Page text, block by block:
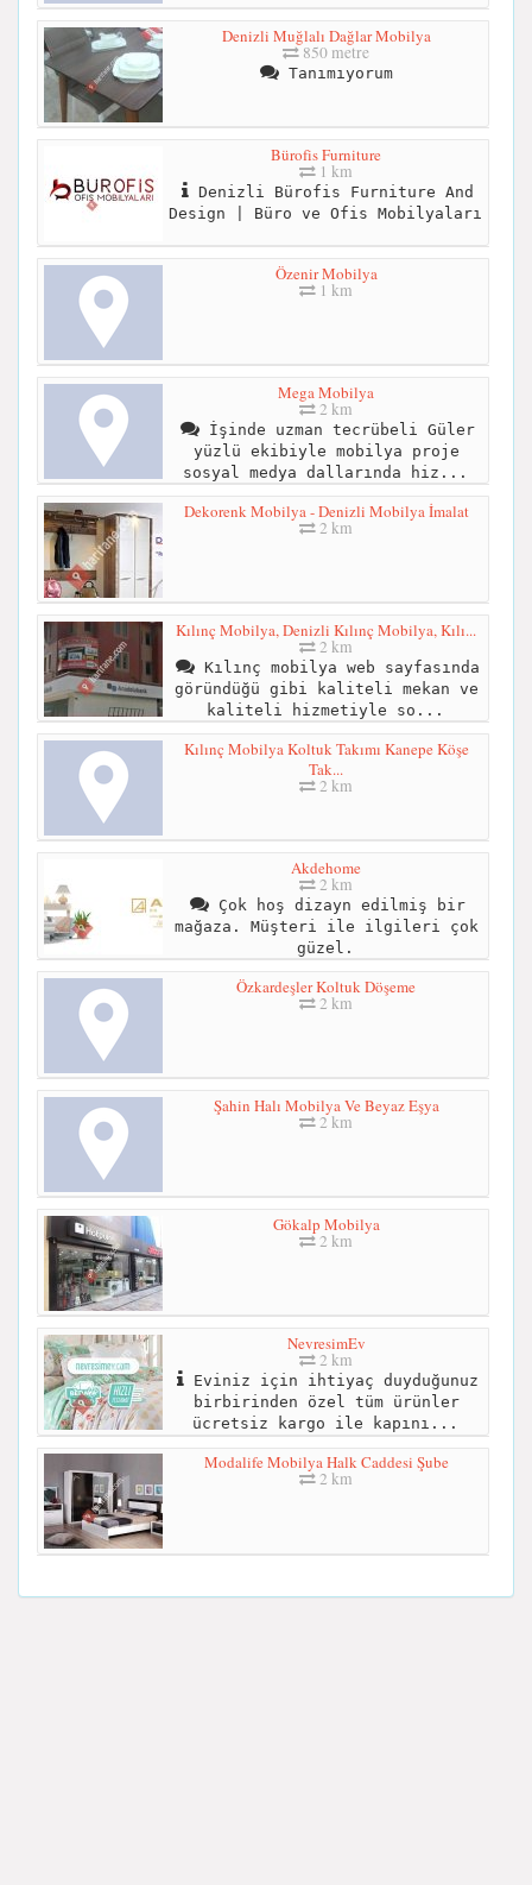
Denizli Muğlalı Dağlar Mobilya
850 metre
Tanımıyorum
Bürofis Furniture
1 km
Denizli Bürofis Furniture And
Design | Büro ve Ofis Mobilyaları
Özenir Mobilya
1 km
Mega Mobilya
2 km
İşinde uzman tecrübeli Güler
yüzlü ekibiyle mobilya proje
sosyal medya dallarında hiz...
Dekorenk Mobilya - Denizli Mobilya İmalat
2 km
Kılınç Mobilya, Denizli Kılınç Mobilya, Kılı...
2 km
Kılınç mobilya web sayfasında
göründüğü gibi kaliteli mekan ve
kaliteli hizmetiyle so...
Kılınç Mobilya Koltuk Takımı Kanepe Köşe
Tak...
2 km
Akdehome
2 km
Çok hoş dizayn edilmiş bir
mağaza. Müşteri ile ilgileri çok
güzel.
Özkardeşler Koltuk Döşeme
2 km
Şahin Halı Mobilya Ve Beyaz Eşya
2 km
Gökalp Mobilya
2 km
NevresimEv
2 km
Eviniz için ihtiyaç duyduğunuz
birbirinden özel tüm ürünler
ücretsiz kargo ile kapını...
Modalife Mobilya Halk Caddesi Şube
2 km